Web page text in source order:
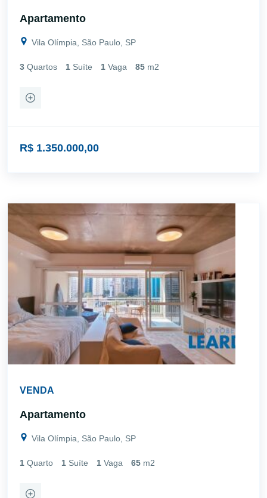
Apartamento
Vila Olímpia, São Paulo, SP
3 Quartos 1 Suíte 1 Vaga 85 m2
R$ 1.350.000,00
VENDA
Apartamento
Vila Olímpia, São Paulo, SP
1 Quarto 1 Suíte 1 Vaga 65 m2